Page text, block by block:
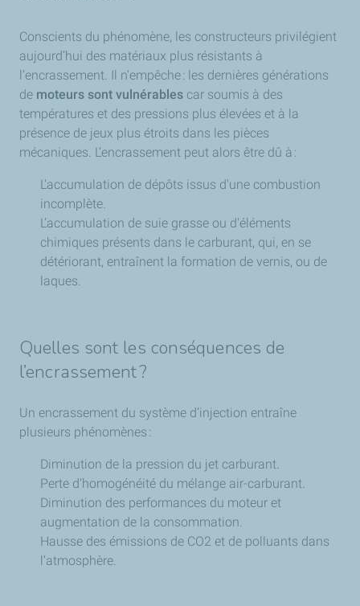
Conscients du phénomène, les constructeurs privilégient
aujourd’hui des matériaux plus résistants à
l’encrassement. Il n’empêche : les dernières générations
de moteurs sont vulnérables car soumis à des
températures et des pressions plus élevées et à la
présence de jeux plus étroits dans les pièces
mécaniques. L’encrassement peut alors être dû à :
L'accumulation de dépôts issus d'une combustion
incomplète.
L’accumulation de suie grasse ou d'éléments
chimiques présents dans le carburant, qui, en se
détériorant, entraînent la formation de vernis, ou de
laques.
Quelles sont les conséquences de
l’encrassement ?
Un encrassement du système d’injection entraîne
plusieurs phénomènes :
Diminution de la pression du jet carburant.
Perte d’homogénéité du mélange air-carburant.
Diminution des performances du moteur et
augmentation de la consommation.
Hausse des émissions de CO2 et de polluants dans
l’atmosphère.